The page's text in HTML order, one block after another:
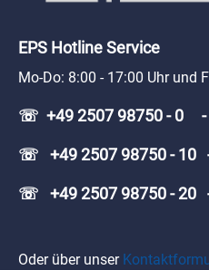
EPS Hotline Service
Mo-Do: 8:00 - 17:00 Uhr und
☏ +49 2507 98750 - 0 -
☏ +49 2507 98750 - 10
☏ +49 2507 98750 - 20
Oder über unser